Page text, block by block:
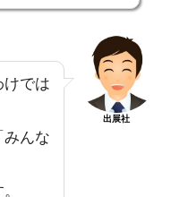
けでは
みんな
出展社